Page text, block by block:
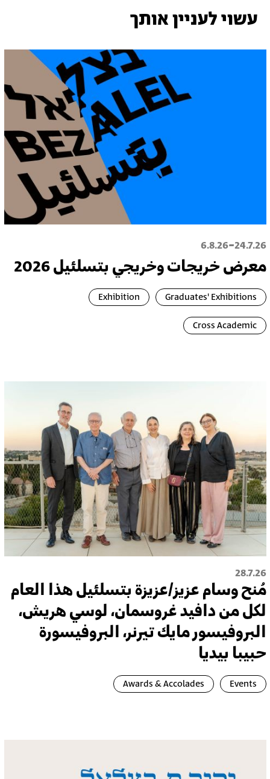
עשוי לעניין אותך
24.7.26
-
6.8.26
معرض خريجات وخريجي بتسلئيل 2026
Graduates' Exhibitions
Exhibition
Cross Academic
28.7.26
مُنح وسام عزيز/عزيزة بتسلئيل هذا العام
لكل من دافيد غروسمان، لوسي هريش،
البروفيسور مايك تيرنر، البروفيسورة
حبيبا بيديا
Events
Awards & Accolades